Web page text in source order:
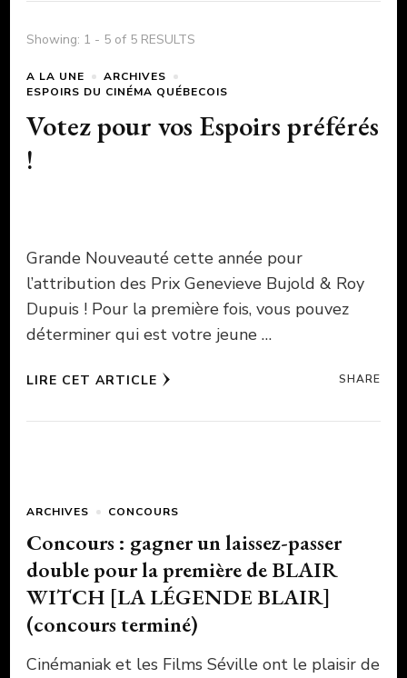
Showing: 1 - 5 of 5 RESULTS
A LA UNE
ARCHIVES
ESPOIRS DU CINÉMA QUÉBECOIS
Votez pour vos Espoirs préférés
!
Grande Nouveauté cette année pour
l’attribution des Prix Genevieve Bujold & Roy
Dupuis ! Pour la première fois, vous pouvez
déterminer qui est votre jeune …
LIRE CET ARTICLE SHARE
ARCHIVES CONCOURS
Concours : gagner un laissez-passer
double pour la première de BLAIR
WITCH [LA LÉGENDE BLAIR]
(concours terminé)
Cinémaniak et les Films Séville ont le plaisir de